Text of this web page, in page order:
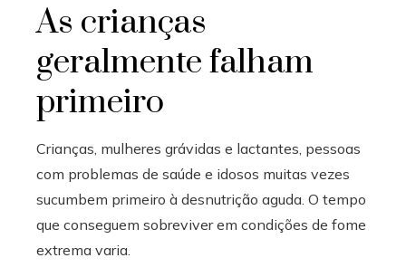
As crianças
geralmente falham
primeiro
Crianças, mulheres grávidas e lactantes, pessoas
com problemas de saúde e idosos muitas vezes
sucumbem primeiro à desnutrição aguda. O tempo
que conseguem sobreviver em condições de fome
extrema varia.